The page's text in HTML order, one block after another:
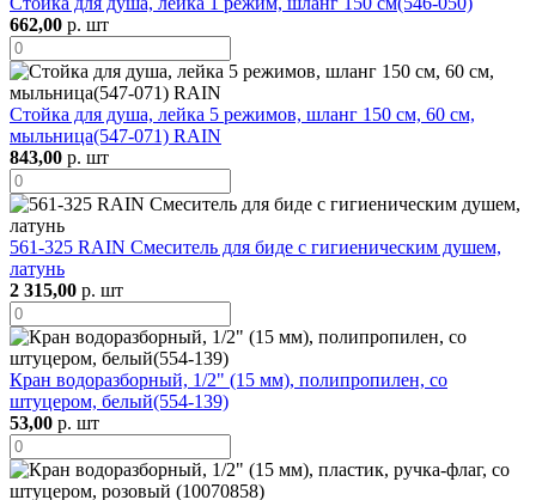
662,00 р. шт
Стойка для душа, лейка 5 режимов, шланг 150 см, 60 см,
мыльница(547-071) RAIN
843,00 р. шт
561-325 RAIN Смеситель для биде с гигиеническим душем,
латунь
2 315,00 р. шт
Кран водоразборный, 1/2" (15 мм), полипропилен, со
штуцером, белый(554-139)
53,00 р. шт